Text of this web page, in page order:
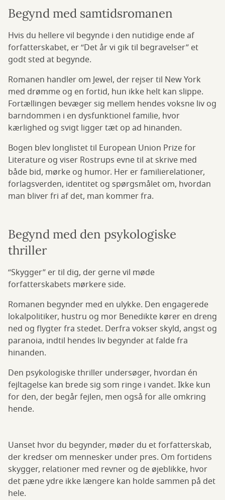
Begynd med samtidsromanen
Hvis du hellere vil begynde i den nutidige ende af
forfatterskabet, er “Det år vi gik til begravelser” et
godt sted at begynde.
Romanen handler om Jewel, der rejser til New York
med drømme og en fortid, hun ikke helt kan slippe.
Fortællingen bevæger sig mellem hendes voksne liv og
barndommen i en dysfunktionel familie, hvor
kærlighed og svigt ligger tæt op ad hinanden.
Bogen blev longlistet til European Union Prize for
Literature og viser Rostrups evne til at skrive med
både bid, mørke og humor. Her er familierelationer,
forlagsverden, identitet og spørgsmålet om, hvordan
man bliver fri af det, man kommer fra.
Begynd med den psykologiske
thriller
“Skygger” er til dig, der gerne vil møde
forfatterskabets mørkere side.
Romanen begynder med en ulykke. Den engagerede
lokalpolitiker, hustru og mor Benedikte kører en dreng
ned og flygter fra stedet. Derfra vokser skyld, angst og
paranoia, indtil hendes liv begynder at falde fra
hinanden.
Den psykologiske thriller undersøger, hvordan én
fejltagelse kan brede sig som ringe i vandet. Ikke kun
for den, der begår fejlen, men også for alle omkring
hende.
Uanset hvor du begynder, møder du et forfatterskab,
der kredser om mennesker under pres. Om fortidens
skygger, relationer med revner og de øjeblikke, hvor
det pæne ydre ikke længere kan holde sammen på det
hele.